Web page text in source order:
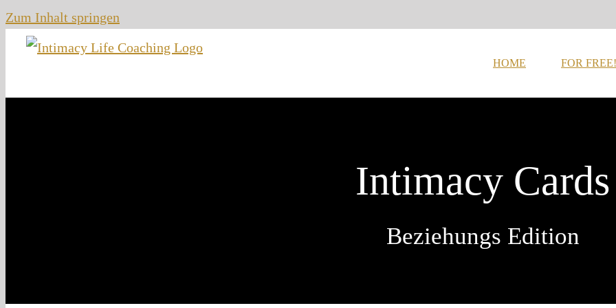
Zum Inhalt springen
HOME FOR FREE!
Intimacy Cards
Beziehungs Edition